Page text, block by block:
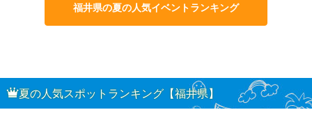
福井県の夏の人気イベントランキング
夏の人気スポットランキング【福井県】